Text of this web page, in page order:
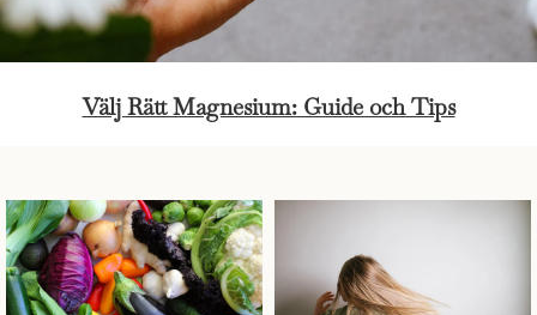
Välj Rätt Magnesium: Guide och Tips